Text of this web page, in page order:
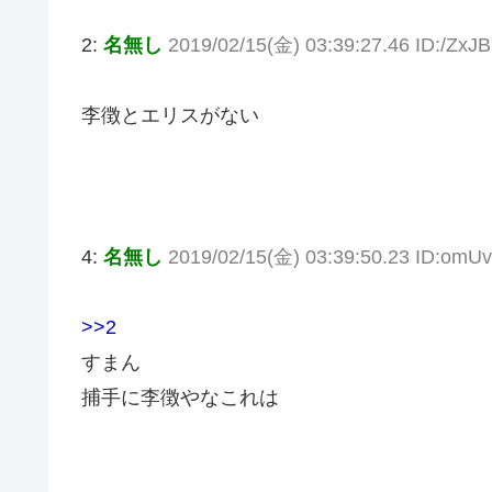
2: 名無し 2019/02/15(金) 03:39:27.46 ID:/
李徴とエリスがない
4: 名無し 2019/02/15(金) 03:39:50.23
>>2
すまん
捕手に李徴やなこれは